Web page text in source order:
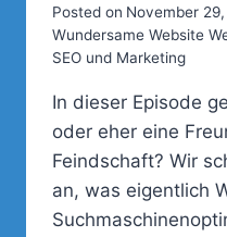
Posted on November
Wundersame Website
SEO und Marketing
In dieser Episode
oder eher eine
Feindschaft? Wir
an, was eigentlich